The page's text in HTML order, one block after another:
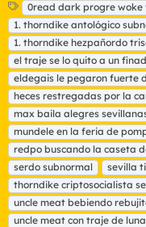
E
t
i
q
u
e
t
a
s
0read dark progre woke
1. thorndike antológico
1. thorndike hezpañordo
el traje se lo quito a un
eldegais le pegaron fuerte
heces restregadas por la
max baila alegres
mundele en la feria de
redpo buscando la caseta
serdo subnormal
sevilla
thorndike criptosocialista
uncle meat bebiendo
uncle meat con traje de